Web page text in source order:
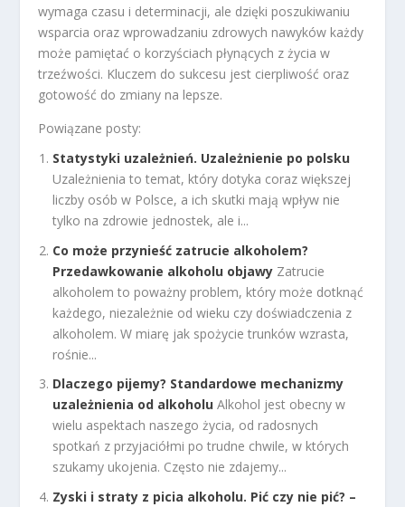
wymaga czasu i determinacji, ale dzięki poszukiwaniu
wsparcia oraz wprowadzaniu zdrowych nawyków każdy
może pamiętać o korzyściach płynących z życia w
trzeźwości. Kluczem do sukcesu jest cierpliwość oraz
gotowość do zmiany na lepsze.
Powiązane posty:
Statystyki uzależnień. Uzależnienie po polsku
Uzależnienia to temat, który dotyka coraz większej
liczby osób w Polsce, a ich skutki mają wpływ nie
tylko na zdrowie jednostek, ale i...
Co może przynieść zatrucie alkoholem?
Przedawkowanie alkoholu objawy Zatrucie
alkoholem to poważny problem, który może dotknąć
każdego, niezależnie od wieku czy doświadczenia z
alkoholem. W miarę jak spożycie trunków wzrasta,
rośnie...
Dlaczego pijemy? Standardowe mechanizmy
uzależnienia od alkoholu Alkohol jest obecny w
wielu aspektach naszego życia, od radosnych
spotkań z przyjaciółmi po trudne chwile, w których
szukamy ukojenia. Często nie zdajemy...
Zyski i straty z picia alkoholu. Pić czy nie pić? –